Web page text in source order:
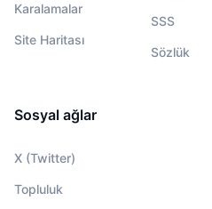
Karalamalar
Site Haritası
SSS
Sözlük
Sosyal ağlar
X (Twitter)
Topluluk